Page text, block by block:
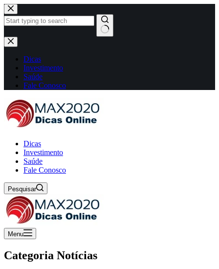
Pular
para
o
Sem
resultados
Dicas
Investimento
Saúde
Fale Conosco
Dicas
Investimento
Saúde
Fale Conosco
Pesquisar
Menu
Categoria Notícias